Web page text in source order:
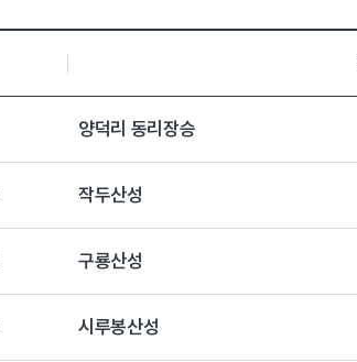
양덕리 동리장승
작두산성
구룡산성
시루봉산성